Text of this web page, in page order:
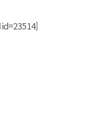
id=23514]